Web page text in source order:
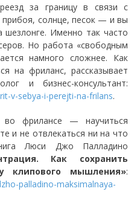
за границу в связи с
солнце, песок — и вы
шезлонге. Именно так часто
Но работа «свободным
намного сложнее. Как
на фриланс, рассказывает
и бизнес-консультант:
v-sebya-i-perejti-na-frilans.
фрилансе — научиться
и не отвлекаться ни на что
Люси Джо Палладино
Как сохранить
клипового мышления»:
palladino-maksimalnaya-